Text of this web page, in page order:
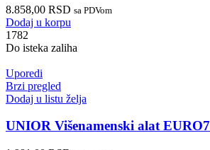
8.858,00 RSD sa PDVom
Dodaj u korpu
1782
Do isteka zaliha
Uporedi
Brzi pregled
Dodaj u listu želja
UNIOR Višenamenski alat EURO7